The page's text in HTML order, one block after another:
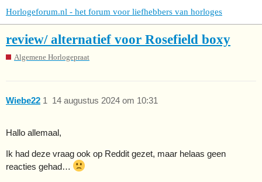
Horlogeforum.nl - het forum voor liefhebbers van horloges
review/ alternatief voor Rosefield boxy
Algemene Horlogepraat
Wiebe22 14 augustus 2024 om 10:31
1
Hallo allemaal,
Ik had deze vraag ook op Reddit gezet, maar helaas geen
reacties gehad…